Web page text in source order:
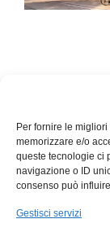
Per fornire le
memorizzare e/o
queste tecnologie ci
navigazione o ID
consenso può
Gestisci servizi
dei gusti della